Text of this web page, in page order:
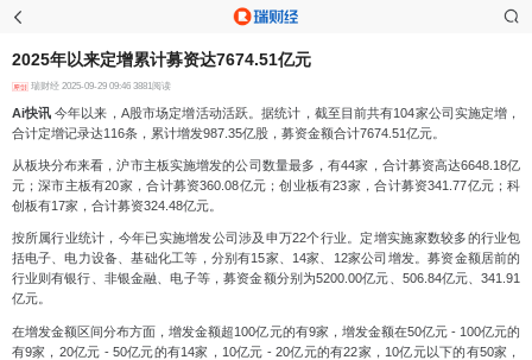
2025年以来定增累计募资达7674.51亿元
瑞财经 2025-09-29 09:46 3881阅读
Ai快讯今年以来，A股市场定增活动活跃。据统计，截至目前共有104家公司实施定增，
合计定增记录达116条，累计增发987.35亿股，募资金额合计7674.51亿元。
从板块分布来看，沪市主板实施增发的公司数量最多，有44家，合计募资高达6648.18亿
元；深市主板有20家，合计募资360.08亿元；创业板有23家，合计募资341.77亿元；科
创板有17家，合计募资324.48亿元。
按所属行业统计，今年已实施增发公司涉及申万22个行业。定增实施家数较多的行业包
括电子、电力设备、基础化工等，分别有15家、14家、12家公司增发。募资金额居前的
行业则有银行、非银金融、电子等，募资金额分别为5200.00亿元、506.84亿元、341.91
亿元。
在增发金额区间分布方面，增发金额超100亿元的有9家，增发金额在50亿元 - 100亿元的
有9家，20亿元 - 50亿元的有14家，10亿元 - 20亿元的有22家，10亿元以下的有50家，